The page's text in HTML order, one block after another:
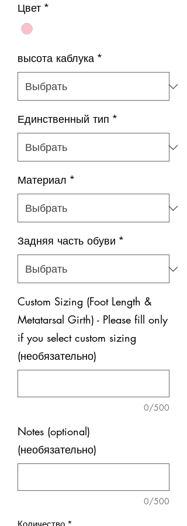
Цвет *
высота каблука *
Единственный тип *
Материал *
Задняя часть обуви *
Custom Sizing (Foot Length &
Metatarsal Girth) - Please fill only
if you select custom sizing
(необязательно)
0/500
Notes (optional)
(необязательно)
0/500